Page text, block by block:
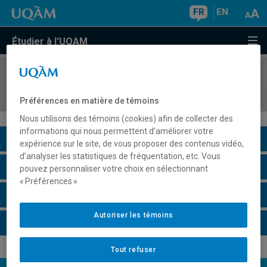
FR EN
Étudier à l'UQAM
COURS//
Description du cours
Horaire - Été 2026
Préférences en matière de témoins
Nous utilisons des témoins (cookies) afin de collecter des
informations qui nous permettent d’améliorer votre
expérience sur le site, de vous proposer des contenus vidéo,
d’analyser les statistiques de fréquentation, etc. Vous
pouvez personnaliser votre choix en sélectionnant
« Préférences ».
Tout refuser
Autoriser les témoins